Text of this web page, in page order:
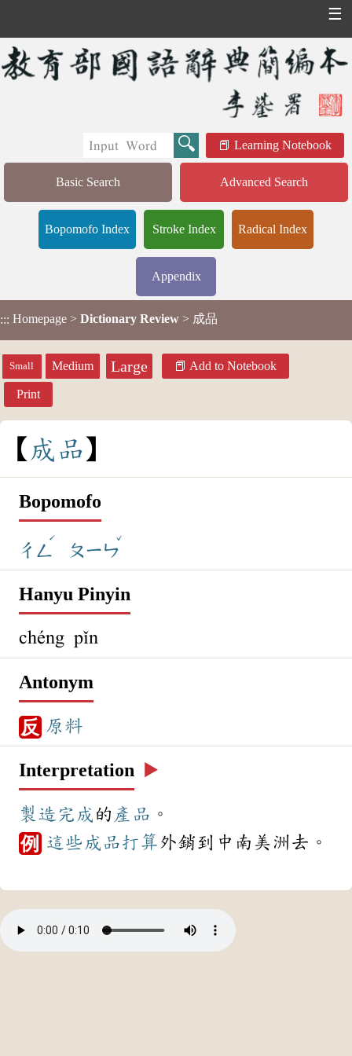
☰
Learning Notebook
Basic Search Advanced Search
Bopomofo Index Stroke Index Radical Index
Appendix
::: Homepage > Dictionary Review > 成品
Small Medium Large Add to Notebook
Print
成品
Bopomofo
ㄔㄥ
ˊ
ㄆㄧㄣ
ˇ
Hanyu Pinyin
chéng pǐn
Antonym
反 原料
Interpretation ▶️
製造 完成 的 產品 。
例 這些 成品打算 外銷到中南美洲去。